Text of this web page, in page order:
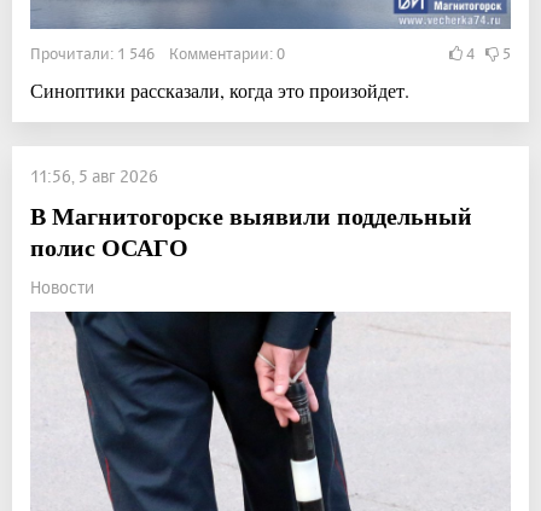
Прочитали: 1 546 Комментарии: 0 4 5
Синоптики рассказали, когда это произойдет.
11:56, 5 авг 2026
В Магнитогорске выявили поддельный
полис ОСАГО
Новости